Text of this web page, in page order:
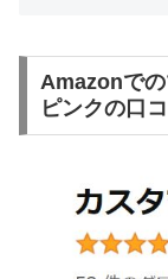
Amazonで
ピンクの口